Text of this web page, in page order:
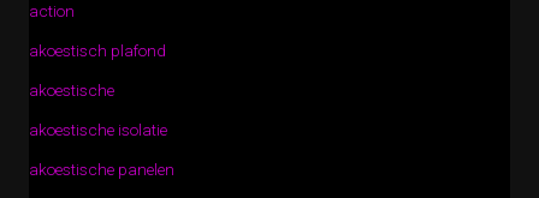
action
akoestisch plafond
akoestische
akoestische isolatie
akoestische panelen